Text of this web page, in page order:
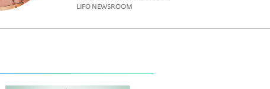
LIFO NEWSROOM